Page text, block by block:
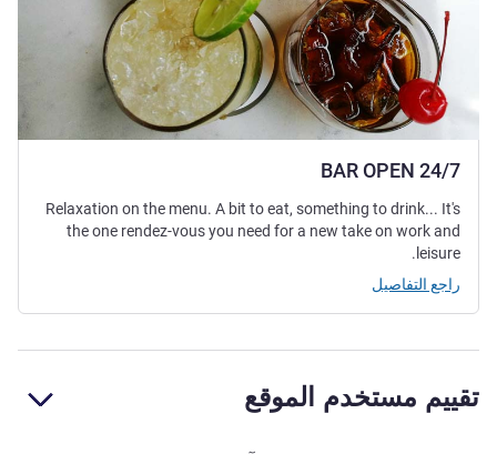
BAR OPEN 24/7
Relaxation on the menu. A bit to eat, something to drink... It's
the one rendez-vous you need for a new take on work and
leisure.
راجع التفاصيل
تقييم مستخدم الموقع